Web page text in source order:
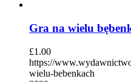
Gra na wielu
£1.00
https://
wielu-bebenkach